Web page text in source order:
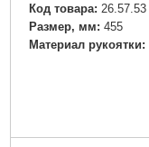
Код товара: 26.57.53
Размер, мм: 455
Материал рукоятки: